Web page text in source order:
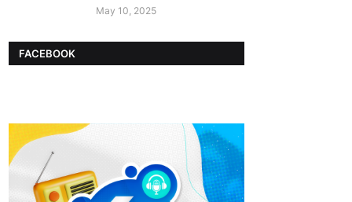
May 10, 2025
FACEBOOK